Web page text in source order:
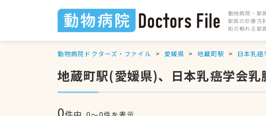
動物病院・獣
獣医の診療方
街の頼れる獣
動物病院ドクターズ・ファイル 愛媛県 地蔵町駅 日本乳
地蔵町駅(愛媛県)、日本乳癌学会
0